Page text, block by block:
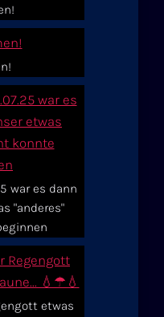
war es dann
"anderes"
etwas